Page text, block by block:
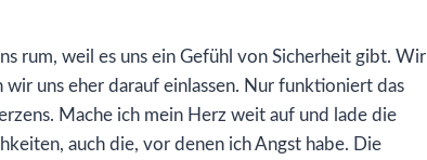
rum, weil es uns ein Gefühl von Sicherheit gibt. Wir
uns eher darauf einlassen. Nur funktioniert das
Mache ich mein Herz weit auf und lade die
auch die, vor denen ich Angst habe. Die